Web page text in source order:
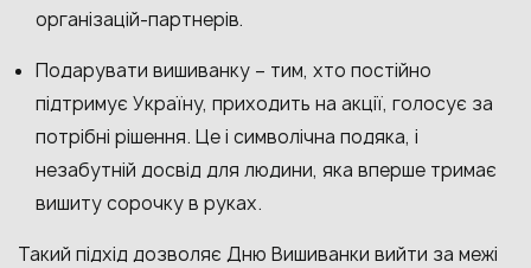
організацій-партнерів.
Подарувати вишиванку – тим, хто постійно
підтримує Україну, приходить на акції, голосує за
потрібні рішення. Це і символічна подяка, і
незабутній досвід для людини, яка вперше тримає
вишиту сорочку в руках.
Такий підхід дозволяє Дню Вишиванки вийти за межі